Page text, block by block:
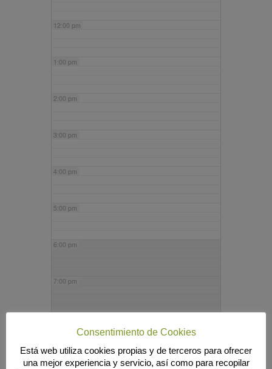
12:00 pm
1:00 pm
2:00 pm
3:00 pm
4:00 pm
5:00 pm
6:00 pm
7:00 pm
9:00 pm
Consentimiento de Cookies
Está web utiliza cookies propias y de terceros para ofrecer
una mejor experiencia y servicio, así como para recopilar